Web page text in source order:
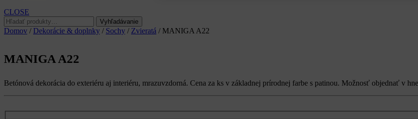
CLOSE
Hľadať:
Vyhľadávanie
Domov / Dekorácie & doplnky / Sochy / Zvieratá / MANIGA A22
MANIGA A22
Betónová dekorácia do exteriéru aj interiéru, mrazuvzdorná. Cena za ks v základnej prírodnej farbe s patinou. Možnosť objednať v